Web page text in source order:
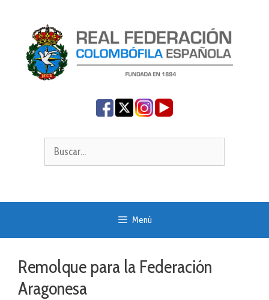
contenido
Buscar:
Menú
Remolque para la Federación
Aragonesa